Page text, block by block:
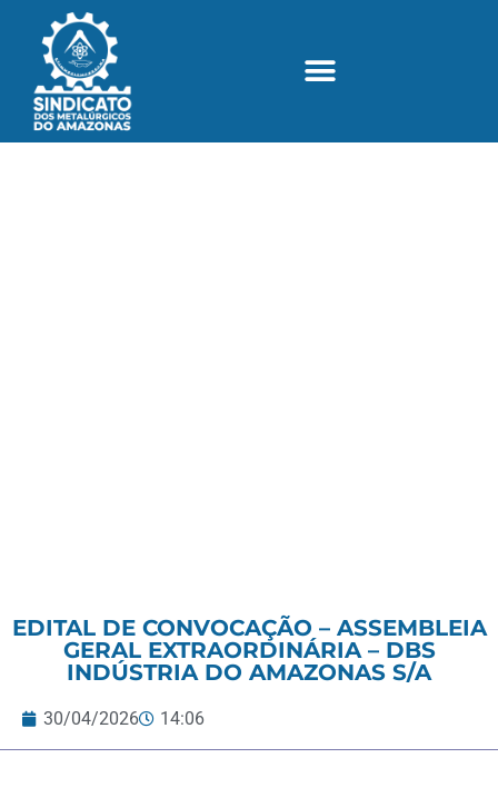
EDITAL DE CONVOCAÇÃO – ASSEMBLEIA
GERAL EXTRAORDINÁRIA – DBS
INDÚSTRIA DO AMAZONAS S/A
30/04/2026 14:06